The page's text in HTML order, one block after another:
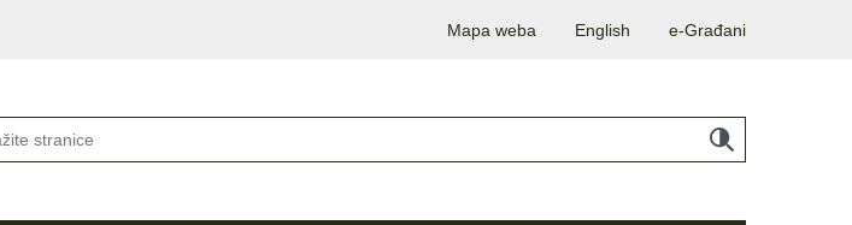
Mapa weba English e-Građani